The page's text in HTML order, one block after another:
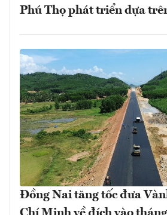
Phú Thọ phát triển dựa
Đồng Nai tăng tốc đưa